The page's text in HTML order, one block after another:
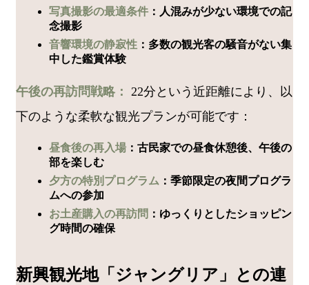
写真撮影の最適条件 ：人混みが少ない環境での記
念撮影
音響環境の静寂性 ：多数の観光客の騒音がない集
中した鑑賞体験
午後の再訪問戦略：
22分という近距離により、以
下のような柔軟な観光プランが可能です：
昼食後の再入場 ：古民家での昼食休憩後、午後の
部を楽しむ
夕方の特別プログラム ：季節限定の夜間プログラ
ムへの参加
お土産購入の再訪問 ：ゆっくりとしたショッピン
グ時間の確保
新興観光地「ジャングリア」との連